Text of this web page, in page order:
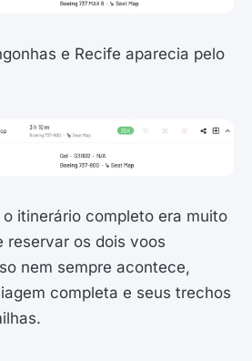
e Recife aparecia pelo
itinerário completo era muito
reservar os dois voos
nem sempre acontece,
completa e seus trechos